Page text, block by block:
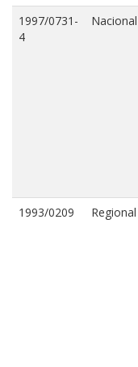
1997/0731-
4
Nacional
1993/0209 Regional